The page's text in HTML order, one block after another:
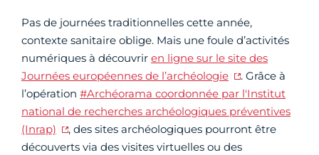
Pas de journées traditionnelles cette année,
contexte sanitaire oblige. Mais une foule d’activités
numériques à découvrir en ligne sur le site des
Journées européennes de l’archéologie
. Grâce à
l’opération #Archéorama coordonnée par l'Institut
national de recherches archéologiques préventives
(Inrap)
, des sites archéologiques pourront être
découverts via des visites virtuelles ou des